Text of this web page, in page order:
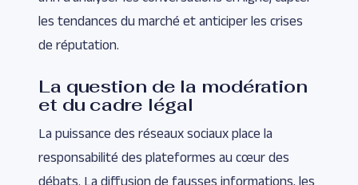
les tendances du marché et anticiper les crises
de réputation.
La question de la modération
et du cadre légal
La puissance des réseaux sociaux place la
responsabilité des plateformes au cœur des
débats. La diffusion de fausses informations, les